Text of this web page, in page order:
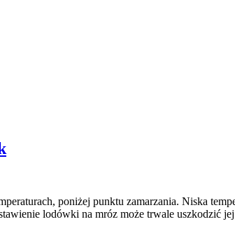
poniżej punktu zamarzania. Niska
lodówki na mróz może trwale uszkodzić